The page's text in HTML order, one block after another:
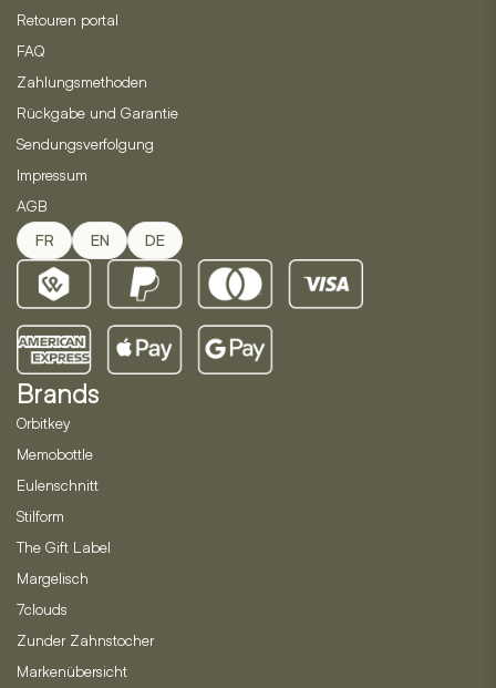
werden
Retouren portal
FAQ
Zahlungsmethoden
Rückgabe und Garantie
Sendungsverfolgung
Impressum
AGB
FR EN DE
Brands
Orbitkey
Memobottle
Eulenschnitt
Stilform
The Gift Label
Margelisch
7clouds
Zunder Zahnstocher
Markenübersicht